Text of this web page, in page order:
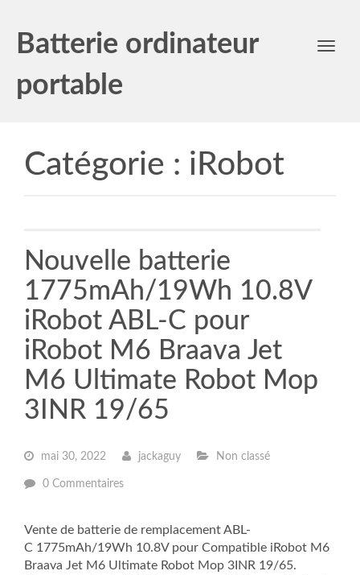
Batterie ordinateur
portable
Toggle
Catégorie : iRobot
Nouvelle batterie
1775mAh/19Wh 10.8V
iRobot ABL-C pour
iRobot M6 Braava Jet
M6 Ultimate Robot Mop
3INR 19/65
mai 30, 2022 jackaguy Non classé
0 Commentaires
Vente de batterie de remplacement ABL-
C 1775mAh/19Wh 10.8V pour Compatible iRobot M6
Braava Jet M6 Ultimate Robot Mop 3INR 19/65.